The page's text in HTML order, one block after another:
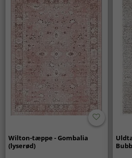
Wilton-tæppe - Gombalia
(lyserød)